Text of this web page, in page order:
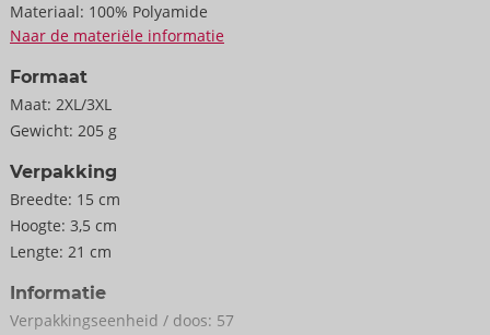
Materiaal: 100% Polyamide
Naar de materiële informatie
Formaat
Maat: 2XL/3XL
Gewicht: 205 g
Verpakking
Breedte: 15 cm
Hoogte: 3,5 cm
Lengte: 21 cm
Informatie
Verpakkings­eenheid / doos: 57